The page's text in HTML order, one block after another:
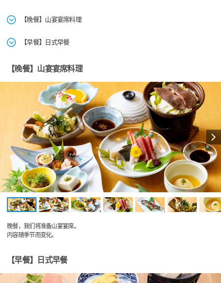
【晚餐】山宴宴席料理
【早餐】日式早餐
【晚餐】山宴宴席料理
晚餐，我们将准备山宴宴席。
内容随季节而变化。
【早餐】日式早餐